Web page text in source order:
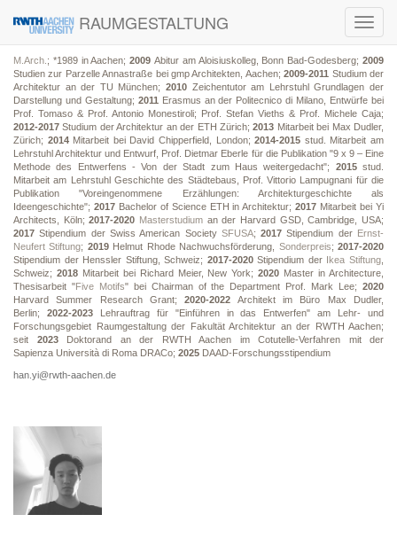
RAUMGESTALTUNG
M.Arch. ; *1989 in Aachen;2009Abitur am Aloisiuskolleg, Bonn Bad-Godesberg;2009
Studien zur Parzelle Annastraße bei gmp Architekten, Aachen;2009-2011 Studium der
Architektur an der TU München; 2010 Zeichentutor am Lehrstuhl Grundlagen der
Darstellung und Gestaltung; 2011 Erasmus an der Politecnico di Milano, Entwürfe bei
Prof. Tomaso & Prof. Antonio Monestiroli; Prof. Stefan Vieths & Prof. Michele Caja;
2012-2017 Studium der Architektur an der ETH Zürich;2013 Mitarbeit bei Max Dudler,
Zürich; 2014Mitarbeit bei David Chipperfield, London;2014-2015 stud. Mitarbeit am
Lehrstuhl Architektur und Entwurf, Prof. Dietmar Eberle für die Publikation "9 x 9 – Eine
Methode des Entwerfens - Von der Stadt zum Haus weitergedacht"; 2015stud.
Mitarbeit am Lehrstuhl Geschichte des Städtebaus, Prof. Vittorio Lampugnani für die
Publikation "Voreingenommene Erzählungen: Architekturgeschichte als
Ideengeschichte"; 2017Bachelor of Science ETH in Architektur; 2017 Mitarbeit bei Yi
Architects, Köln;2017-2020 Masterstudium an der Harvard GSD, Cambridge, USA;
2017 Stipendium der Swiss American Society SFUSA;2017 Stipendium der Ernst-
Neufert Stiftung; 2019Helmut Rhode Nachwuchsförderung, Sonderpreis;2017-2020
Stipendium der Henssler Stiftung, Schweiz; 2017-2020Stipendium der Ikea Stiftung
Schweiz; 2018Mitarbeit bei Richard Meier, New York;2020 Master in Architecture,
Thesisarbeit "Five Motifs" bei Chairman of the Department Prof. Mark Lee;2020
Harvard Summer Research Grant;2020-2022 Architekt im Büro Max Dudler,
Berlin; 2022-2023 Lehrauftrag für "Einführen in das Entwerfen" am Lehr- und
Forschungsgebiet Raumgestaltung der Fakultät Architektur an der RWTH Aachen;
seit 2023 Doktorand an der RWTH Aachen im Cotutelle-Verfahren mit der
Sapienza Università di Roma DRACo; 2025 DAAD-Forschungsstipendium
han.yi@rwth-aachen.de